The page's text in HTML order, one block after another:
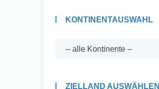
KONTINENTAUSWAHL
ZIELLAND AUSWÄHLEN